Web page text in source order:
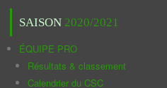
SAISON 2020/2021
ÉQUIPE PRO
Résultats & classement
Calendrier du CSC